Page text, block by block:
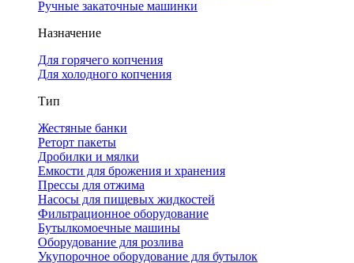
Ручные закаточные машинки
Назначение
Для горячего копчения
Для холодного копчения
Тип
Жестяные банки
Реторт пакеты
Дробилки и мялки
Емкости для брожения и хранения
Прессы для отжима
Насосы для пищевых жидкостей
Фильтрационное оборудование
Бутылкомоечные машины
Оборудование для розлива
Укупорочное оборудование для бутылок